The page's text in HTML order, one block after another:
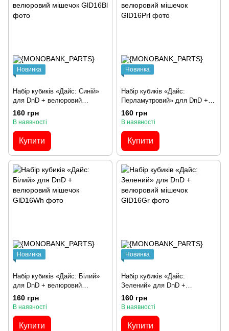
Новинка
Набір кубиків «Дайс: Синій»
для DnD + велюровий
мішечок
160 грн
В наявності
Купити
Новинка
Набір кубиків «Дайс:
Перламутровий» для DnD +
велюровий мішечок
160 грн
В наявності
Купити
Новинка
Набір кубиків «Дайс: Білий»
для DnD + велюровий
мішечок
160 грн
В наявності
Купити
Новинка
Набір кубиків «Дайс:
Зелений» для DnD +
велюровий мішечок
160 грн
В наявності
Купити